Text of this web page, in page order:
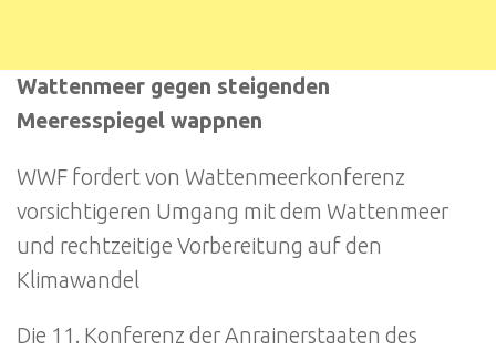
Wattenmeer gegen steigenden
Meeresspiegel wappnen
WWF fordert von Wattenmeerkonferenz
vorsichtigeren Umgang mit dem Wattenmeer
und rechtzeitige Vorbereitung auf den
Klimawandel
Die 11. Konferenz der Anrainerstaaten des